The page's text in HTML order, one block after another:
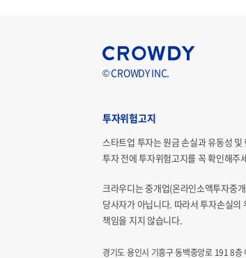
© CROWDY INC.
투자위험고지
스타트업 투자는 원금 손실과 유동성
투자 전에 투자위험고지를 꼭 확인해주
크라우디는 중개업(온라인소액투자중
당사자가 아닙니다. 따라서 투자손실
책임을 지지 않습니다.
경기도 용인시 기흥구 동백중앙로 191 8층